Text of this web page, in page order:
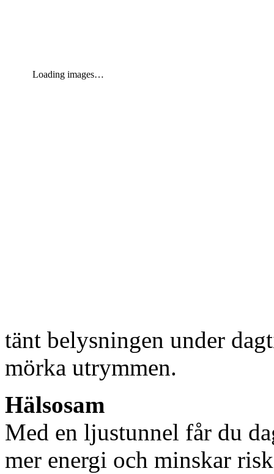
Loading images…
tänt belysningen under
mörka utrymmen.
Hälsosam
Med en ljustunnel får du
mer energi och minskar